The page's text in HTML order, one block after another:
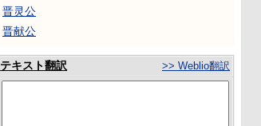
晋灵公
晋献公
テキスト翻訳 >> Weblio翻訳